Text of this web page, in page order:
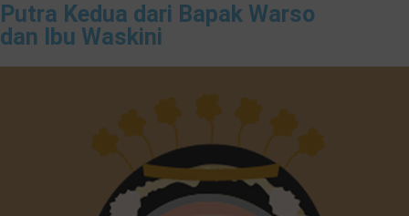
Putra Kedua dari Bapak Warso
dan Ibu Waskini